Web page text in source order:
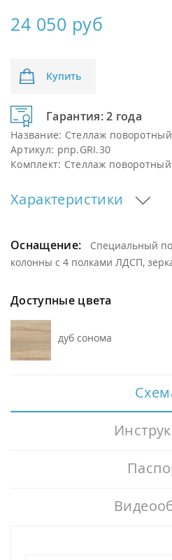
24 050 руб
Купить
Гарантия: 2 года
Название: Стеллаж
Артикул: pnp.GRI.30
Комплект: Стеллаж
Характеристики
Оснащение:
Специальный
колонны с 4 полками ЛДСП,
Доступные цвета
дуб сонома